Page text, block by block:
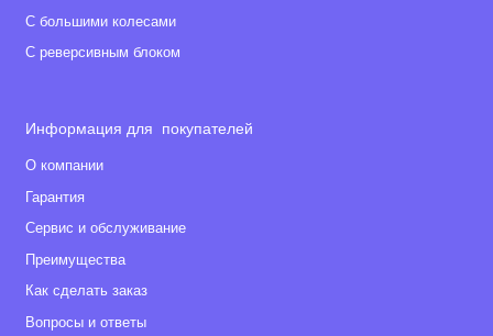
С большими колесами
С реверсивным блоком
Информация для покупателей
О компании
Гарантия
Сервис и обслуживание
Преимущества
Как сделать заказ
Вопросы и ответы